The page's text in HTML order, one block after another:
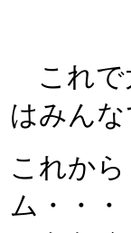
これで
はみん
これか
ム・・